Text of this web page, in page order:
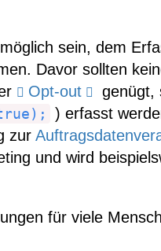
sein, dem
Davor sollten
Opt-out
genügt,
) erfasst
zur
und wird
für viele